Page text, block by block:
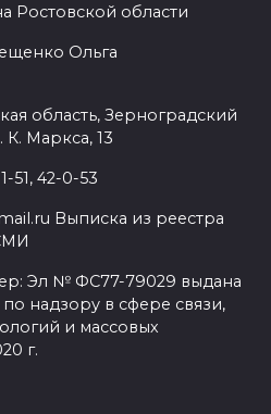
Ростовской области
Ольга
область, Зерноградский
К. Маркса, 13
51, 42-0-53
Выписка из реестра
Эл № ФС77-79029 выдана
надзору в сфере связи,
и массовых
г.